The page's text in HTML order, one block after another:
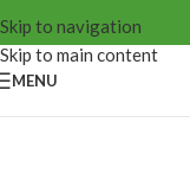
Skip to navigation
Skip to main content
MENU